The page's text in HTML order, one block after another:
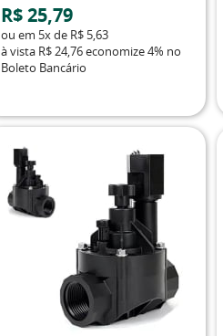
R$ 25,79
ou em 5xde R$ 5,63
à vista R$ 24,76economize4% no
Boleto Bancário